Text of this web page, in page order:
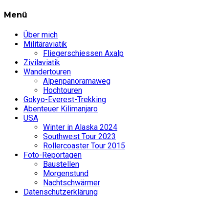
Menü
Über mich
Militäraviatik
Fliegerschiessen Axalp
Zivilaviatik
Wandertouren
Alpenpanoramaweg
Hochtouren
Gokyo-Everest-Trekking
Abenteuer Kilimanjaro
USA
Winter in Alaska 2024
Southwest Tour 2023
Rollercoaster Tour 2015
Foto-Reportagen
Baustellen
Morgenstund
Nachtschwärmer
Datenschutzerklärung